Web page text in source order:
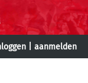
aanmelden